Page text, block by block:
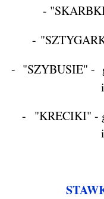
-
-
- "SZYBUSIE" -
- "KRECIKI" -